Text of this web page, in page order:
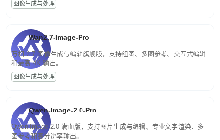
图像生成与处理
Wan2.7-Image-Pro
万相 2.7 图像生成与编辑旗舰版，支持组图、多图参考、交互式编辑
和最高 4K 输出。
图像生成与处理
Qwen-Image-2.0-Pro
Qwen-Image-2.0 满血版，支持图片生成与编辑、专业文字渲染、多
图参考和高分辨率输出。